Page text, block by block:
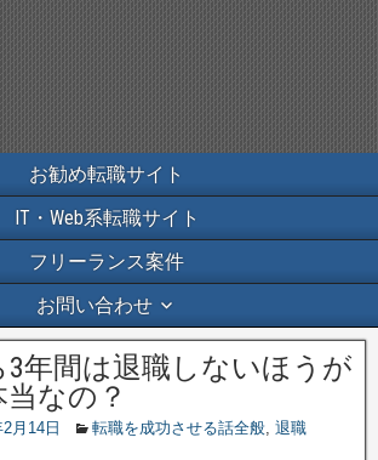
お勧め転職サイト
IT・Web系転職サイト
フリーランス案件
お問い合わせ
3年間は退職しないほうが
なの？
月14日 転職を成功させる話全般, 退職